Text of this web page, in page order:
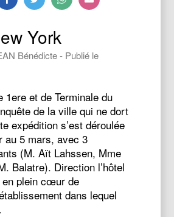
York
Bénédicte - Publié le
1ere et de Terminale du
de la ville qui ne dort
expédition s’est déroulée
au 5 mars, avec 3
(M. Aït Lahssen, Mme
Balatre). Direction l’hôtel
en plein cœur de
dans lequel